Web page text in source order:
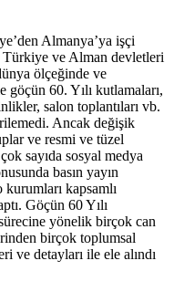
Almanya’ya işçi
Türkiye ve Alman devletleri
ölçeğinde ve
göçün 60. Yılı kutlamaları,
salon toplantıları vb.
Ancak değişik
ve resmi ve tüzel
sayıda sosyal medya
basın yayın
kapsamlı
Göçün 60 Yılı
yönelik birçok can
birçok toplumsal
ve detayları ile ele alındı